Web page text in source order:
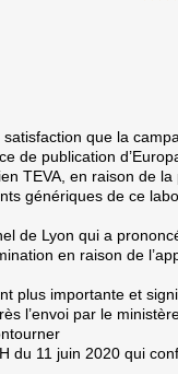
satisfaction que la
de publication
TEVA, en raison de
génériques de ce
de Lyon qui a
en raison de
plus importante et
l’envoi par le
du 11 juin 2020 qui